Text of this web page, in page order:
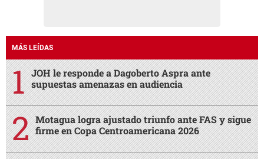
MÁS LEÍDAS
JOH le responde a Dagoberto Aspra ante
supuestas amenazas en audiencia
Motagua logra ajustado triunfo ante FAS y sigue
firme en Copa Centroamericana 2026